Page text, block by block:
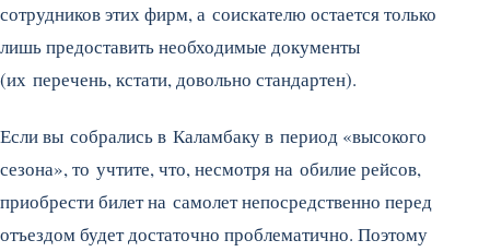
сотрудников этих фирм, а соискателю остается только
лишь предоставить необходимые документы
(их перечень, кстати, довольно стандартен).
Если вы собрались в Каламбаку в период «высокого
сезона», то учтите, что, несмотря на обилие рейсов,
приобрести билет на самолет непосредственно перед
отъездом будет достаточно проблематично. Поэтому